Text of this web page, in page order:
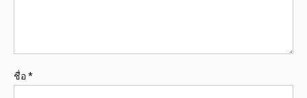
ชื่อ*